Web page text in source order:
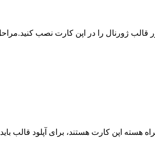
هسته اپن کارت هستند، برای آپلود قالب